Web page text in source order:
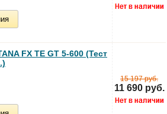
FX TE GT 5-600 (Тест
15 197 руб.
11 690 руб.